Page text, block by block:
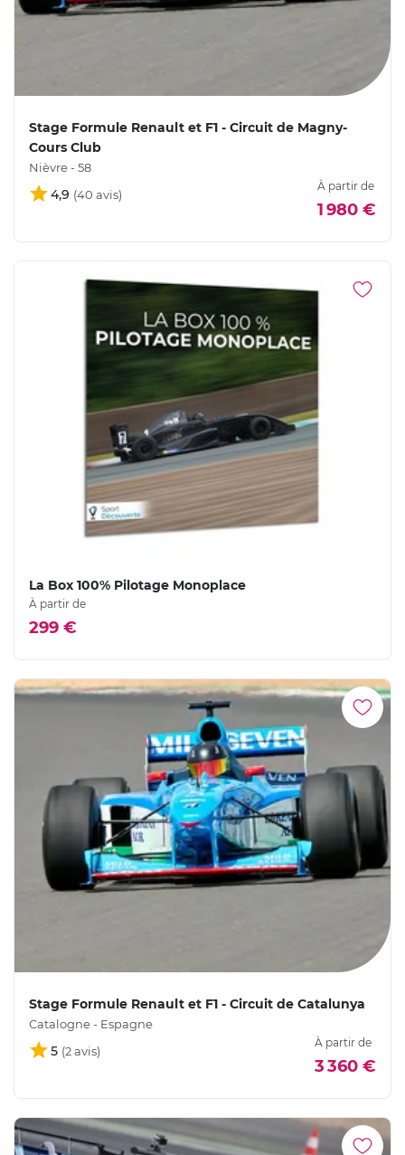
Stage Formule Renault et F1 - Circuit de Magny-
Cours Club
Nièvre - 58
4,9
À partir de
1 980 €
La Box 100% Pilotage Monoplace
À partir de
299 €
Stage Formule Renault et F1 - Circuit de Catalunya
Catalogne - Espagne
5
À partir de
3 360 €